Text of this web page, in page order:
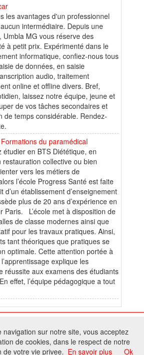
les avantages d'un professionnel
intermédiaire. Depuis une
Umbla MG vous réserve des
à petit prix. Expérimenté dans le
informatique, confiez-nous tous
de données, en saisie
audio, traitement
online et offline divers. Bref,
laissez notre équipe, jeune et
de vos tâches secondaires et
de temps considérable. Rendez-
du paramédical
étudier en BTS Diététique, en
restauration collective ou bien
vers les métiers de
l’école Progress Santé est faite
d’un établissement d’enseignement
plus de 20 ans d’expérience en
Paris. L’école met à disposition de
de classe modernes ainsi que
pour les travaux pratiques. Ainsi,
tant théoriques que pratiques se
optimale. Cette attention portée à
explique les
réussite aux examens des étudiants
effet, l’équipe pédagogique a tout
FontAwesome
reproduction du contenu de ce site, même
sans accord du propriétaire.
navigation sur notre site, vous acceptez
de cookies, dans le respect de notre
de votre vie privee. En savoir plus Ok